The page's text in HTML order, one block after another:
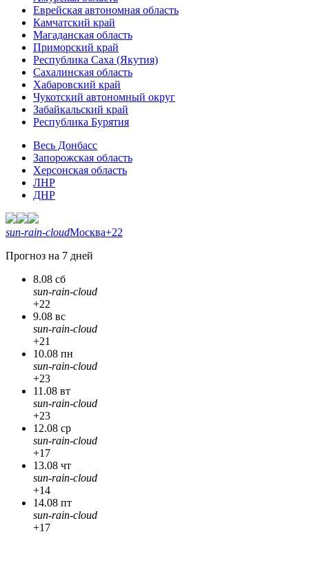
Еврейская автономная область
Камчатский край
Магаданская область
Приморский край
Республика Саха (Якутия)
Сахалинская область
Хабаровский край
Чукотский автономный округ
Забайкальский край
Республика Бурятия
Весь Донбасс
Запорожская область
Херсонская область
ЛНР
ДНР
sun-rain-cloudМосква+22
Прогноз на 7 дней
8.08 сб
sun-rain-cloud
+22
9.08 вс
sun-rain-cloud
+21
10.08 пн
sun-rain-cloud
+23
11.08 вт
sun-rain-cloud
+23
12.08 ср
sun-rain-cloud
+17
13.08 чт
sun-rain-cloud
+14
14.08 пт
sun-rain-cloud
+17